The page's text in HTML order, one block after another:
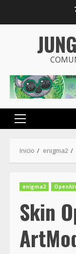
Menú
Inicio enigma2
enigma2
Skin